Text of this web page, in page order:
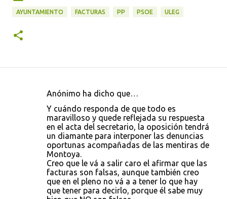
AYUNTAMIENTO FACTURAS PP PSOE ULEG
Anónimo ha dicho que…
Y cuándo responda de que todo es
maravilloso y quede reflejada su respuesta
en el acta del secretario, la oposición tendrá
un diamante para interponer las denuncias
oportunas acompañadas de las mentiras de
Montoya.
Creo que le vá a salir caro el afirmar que las
facturas son falsas, aunque también creo
que en el pleno no vá a a tener lo que hay
que tener para decirlo, porque él sabe muy